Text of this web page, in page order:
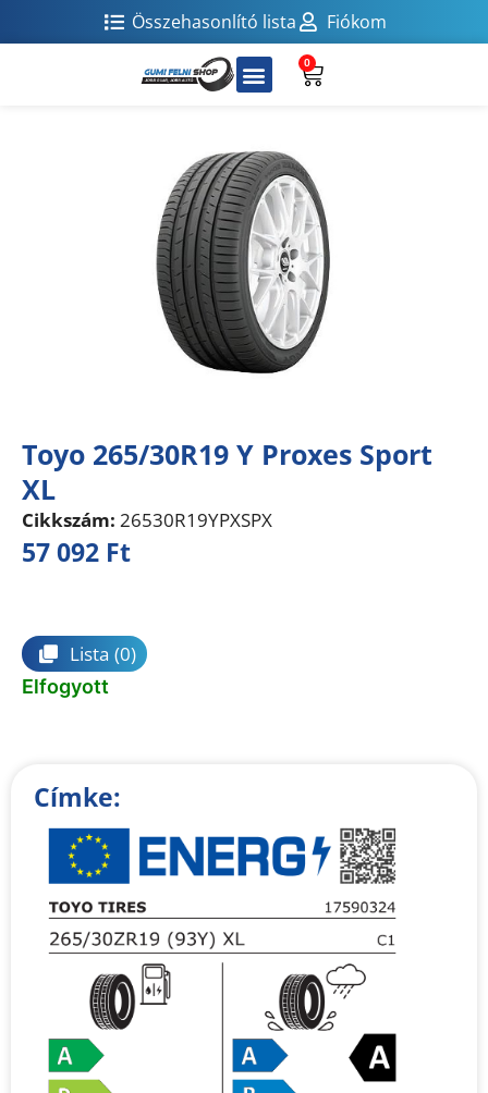
Összehasonlító lista Fiókom
0
Toyo 265/30R19 Y Proxes Sport
XL
Cikkszám: 26530R19YPXSPX
57 092 Ft
Lista (0)
Elfogyott
Címke: